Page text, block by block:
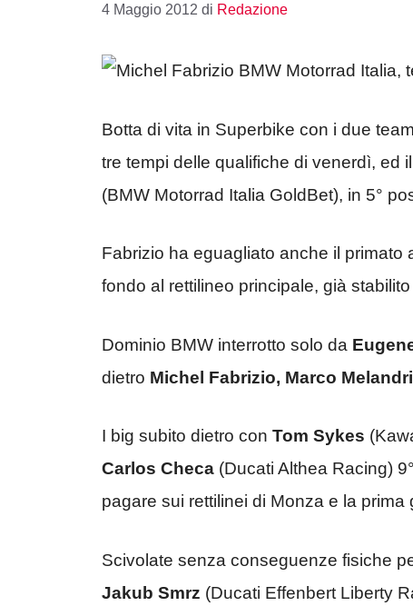
4 Maggio 2012 di Redazione
Botta di vita in Superbike con i due team
tre tempi delle qualifiche di venerdì, ed
(BMW Motorrad Italia GoldBet), in 5°
Fabrizio ha eguagliato anche il
fondo al rettilineo principale, già
Dominio BMW interrotto solo da
dietro Michel Fabrizio, Marco
I big subito dietro con Tom Sykes
Carlos Checa (Ducati Althea Racing)
pagare sui rettilinei di Monza e la
Scivolate senza conseguenze fisiche
Jakub Smrz (Ducati Effenbert Liberty